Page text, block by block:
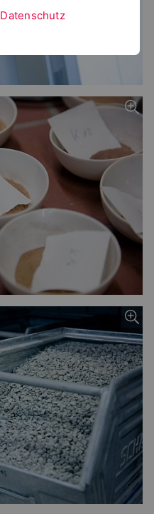
Datenschutz